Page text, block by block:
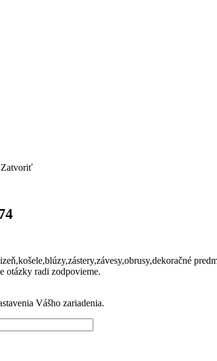
Zatvoriť
otázky radi zodpovieme.
Vášho zariadenia.